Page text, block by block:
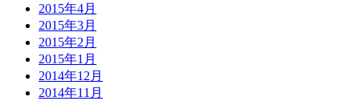
2015年4月
2015年3月
2015年2月
2015年1月
2014年12月
2014年11月